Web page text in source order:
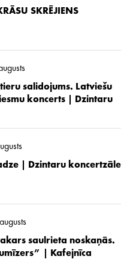
SKRĒJIENS
salidojums. Latviešu
koncerts | Dzintaru
| Dzintaru koncertzāle
saulrieta noskaņās.
| Kafejnīca